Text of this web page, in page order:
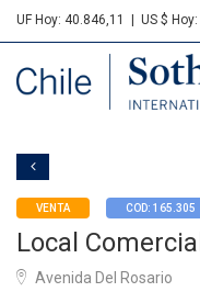
UF Hoy: 40.846,11 US $
Sotheby's
VENTA COD: 165.305
Local
Avenida Del Rosario